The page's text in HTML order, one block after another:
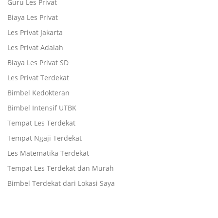
Guru Les Privat
Biaya Les Privat
Les Privat Jakarta
Les Privat Adalah
Biaya Les Privat SD
Les Privat Terdekat
Bimbel Kedokteran
Bimbel Intensif UTBK
Tempat Les Terdekat
Tempat Ngaji Terdekat
Les Matematika Terdekat
Tempat Les Terdekat dan Murah
Bimbel Terdekat dari Lokasi Saya